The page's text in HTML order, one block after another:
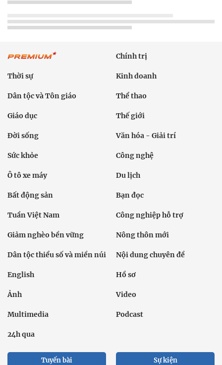
Chính trị
Thời sự Kinh doanh
Dân tộc và Tôn giáo Thể thao
Giáo dục Thế giới
Đời sống Văn hóa - Giải trí
Sức khỏe Công nghệ
Ô tô xe máy Du lịch
Bất động sản Bạn đọc
Tuần Việt Nam Công nghiệp hỗ trợ
Giảm nghèo bền vững Nông thôn mới
Dân tộc thiểu số và miền núi Nội dung chuyên đề
English Hồ sơ
Ảnh Video
Multimedia Podcast
24h qua
Tuyến bài Sự kiện